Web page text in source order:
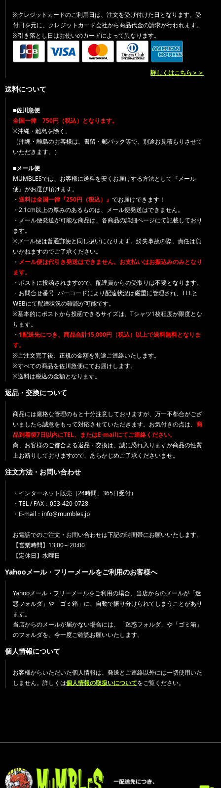
※クレジットカードのご利用日は、注文を受け付けた日となります。受
付日を元に、クレジットカード会社から商品代金の請求が行われます。
※引き落とし日はお使いのカードによって異なります。
詳しくはこちら＞＞
送料について
■佐川急便
全国一律 750円（税込）となります。
※沖縄・離島を除く。
（沖縄・離島のお客様は、書留・郵パック等で、別途お見積もりさせて
いただきます。）
■メール便
MUMBLESでは、お客様に送料を安くお届けする方法として『メール
便』がお選び頂けます。
・ 送料は全国一律『250円（税込）』 でお届けできます！
・2.1cm以上の厚みのあるものは、メール便発送はできません。
・メール便発送が可能な商品は、各商品の詳細ページにて記載しており
ます。
※メール便は普通郵便と同じ扱いになります。紛失事故の際、責任は負
いかねますのでご了承ください。
・ メール便は代引き発送はできません。お支払いはお振込みのみとなり
ます。
・ポストに投函されますので、配達員からの受取りは不要となります。
・お問合せ番号+バーコードにより配達状況は厳重に管理され、TELと
WEBにて配達状況の確認が可能です。
※基本的にポストから投函できるサイズは、Tシャツ1枚程度が限度とな
ります。
・ 1配送先につき、商品合計15,000円（税込）以上で送料無料となりま
す。
※ご注文完了後、正規の金額を別途ご連絡いたします。
※すべての商品を佐川急便にてお届けします。
※送料は税込の金額となります。
返品・交換について
商品には厳格な管理のもと十分注意しておりますが、万一不都合がござ
いましたら誠意をもって対応させていただきます。お気付きの点は、 商
品到着後7日以内にTEL、またはE-mailにてご連絡ください。
尚、お客様のご都合よる返品・交換は、誠に恐れ入りますが商品の性質
上お断りしておりますので、あらかじめご了承くださいませ。
注文方法・お問い合わせ
・インターネット販売（24時間、365日受付）
・TEL / FAX：053-420-0728
・E-mail：info@mumbles.jp
お電話でのご注文・お問い合わせは下記の時間帯にお願いいたします。
【営業時間】13:00～20:00
【定休日】水曜日
Yahooメール・フリーメールをご利用のお客様へ
Yahooメール・フリーメールをご利用の場合、当店からのメールが「迷
惑フォルダ」や「ゴミ箱」に、自動で振り分けられてしまうことがあり
ます。
当店からのメールが届かない場合には、「迷惑フォルダ」や「ゴミ箱」
のフォルダを、今一度ご確認お願いいたします。
個人情報について
お客様からいただいた個人情報は、発送とご連絡以外には一切使用いた
しません。詳しくは個人情報の取扱いについてをご覧ください。